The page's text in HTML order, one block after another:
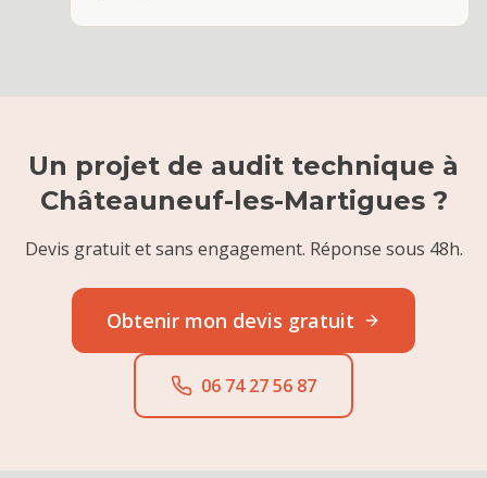
Un projet de audit technique à
Châteauneuf-les-Martigues?
Devis gratuit et sans engagement. Réponse sous 48h.
Obtenir mon devis gratuit
06 74 27 56 87